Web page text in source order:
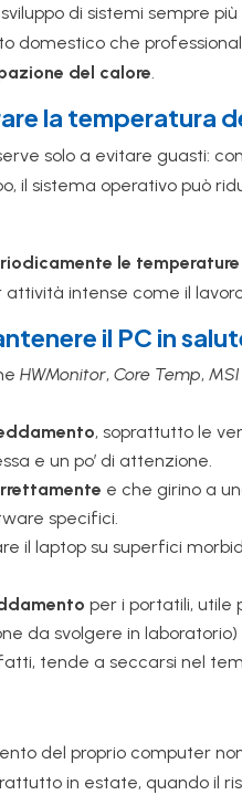
di sistemi sempre
domestico che
del calore
la temperatura
solo a evitare guasti:
il sistema operativo può
le temperature
intense come il
il PC in
HWMonitor,Core Temp,
, soprattutto le
e un po’ di attenzione.
e che girino a
specifici.
il laptop su superfici
per i portatili, utile
da svolgere in
tende a seccarsi nel
del proprio computer
in estate, quando il